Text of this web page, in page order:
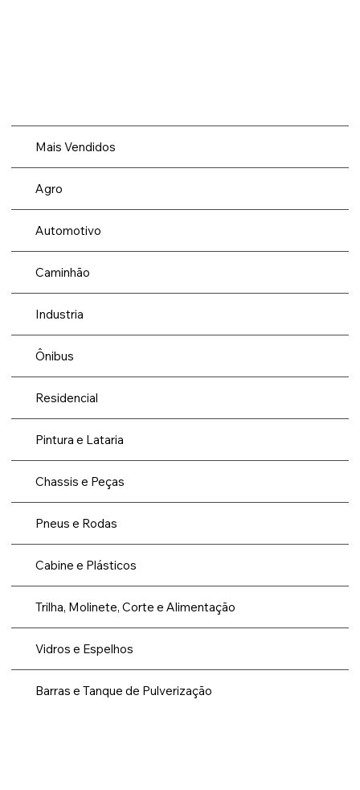
Mais Vendidos
Agro
Automotivo
Caminhão
Industria
Ônibus
Residencial
Pintura e Lataria
Chassis e Peças
Pneus e Rodas
Cabine e Plásticos
Trilha, Molinete, Corte e Alimentação
Vidros e Espelhos
Barras e Tanque de Pulverização